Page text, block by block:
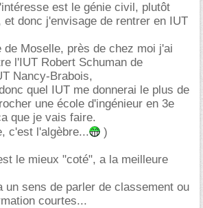
est le génie civil, plutôt
et donc j'envisage de rentrer en IUT
Moselle, près de chez moi j'ai
l'IUT Robert Schuman de
Nancy-Brabois,
quel IUT me donnerai le plus de
une école d'ingénieur en 3e
que je vais faire.
c'est l'algèbre...
)
le mieux "coté", a la meilleure
un sens de parler de classement ou
courtes...